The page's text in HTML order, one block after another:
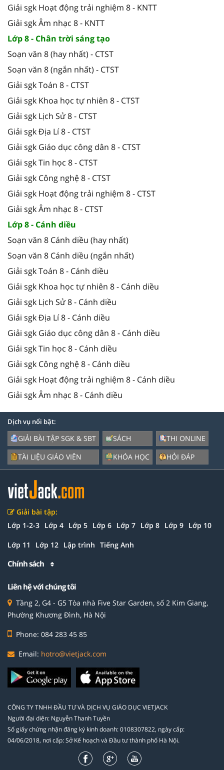
Giải sgk Hoạt động trải nghiệm 8 - KNTT
Giải sgk Âm nhạc 8 - KNTT
Lớp 8 - Chân trời sáng tạo
Soạn văn 8 (hay nhất) - CTST
Soạn văn 8 (ngắn nhất) - CTST
Giải sgk Toán 8 - CTST
Giải sgk Khoa học tự nhiên 8 - CTST
Giải sgk Lịch Sử 8 - CTST
Giải sgk Địa Lí 8 - CTST
Giải sgk Giáo dục công dân 8 - CTST
Giải sgk Tin học 8 - CTST
Giải sgk Công nghệ 8 - CTST
Giải sgk Hoạt động trải nghiệm 8 - CTST
Giải sgk Âm nhạc 8 - CTST
Lớp 8 - Cánh diều
Soạn văn 8 Cánh diều (hay nhất)
Soạn văn 8 Cánh diều (ngắn nhất)
Giải sgk Toán 8 - Cánh diều
Giải sgk Khoa học tự nhiên 8 - Cánh diều
Giải sgk Lịch Sử 8 - Cánh diều
Giải sgk Địa Lí 8 - Cánh diều
Giải sgk Giáo dục công dân 8 - Cánh diều
Giải sgk Tin học 8 - Cánh diều
Giải sgk Công nghệ 8 - Cánh diều
Giải sgk Hoạt động trải nghiệm 8 - Cánh diều
Giải sgk Âm nhạc 8 - Cánh diều
Dịch vụ nổi bật:
GIẢI BÀI TẬP SGK & SBT
TÀI LIỆU GIÁO VIÊN
SÁCH
KHÓA HỌC
THI ONLINE
HỎI ĐÁP
Giải bài tập:
Lớp 1-2-3 Lớp 4 Lớp 5 Lớp 6 Lớp 7 Lớp 8 Lớp 9 Lớp 10
Lớp 11 Lớp 12 Lập trình Tiếng Anh
Chính sách
Liên hệ với chúng tôi
Tầng 2, G4 - G5 Tòa nhà Five Star Garden, số 2 Kim Giang,
Phường Khương Đình, Hà Nội
Phone: 084 283 45 85
Email: hotro@vietjack.com
CÔNG TY TNHH ĐẦU TƯ VÀ DỊCH VỤ GIÁO DỤC VIETJACK
Người đại diện: Nguyễn Thanh Tuyền
Số giấy chứng nhận đăng ký kinh doanh: 0108307822, ngày cấp:
04/06/2018, nơi cấp: Sở Kế hoạch và Đầu tư thành phố Hà Nội.